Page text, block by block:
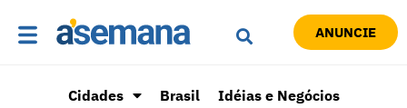
ANUNCIE
Cidades Brasil Idéias e Negócios